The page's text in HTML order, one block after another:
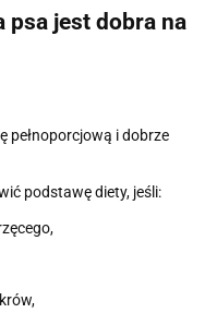
psa jest dobra na
pełnoporcjową i dobrze
podstawę diety, jeśli: